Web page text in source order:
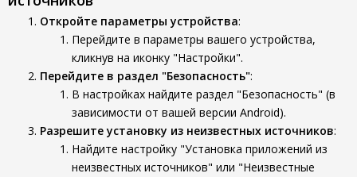
Откройте параметры устройства:
Перейдите в параметры вашего устройства,
кликнув на иконку "Настройки".
Перейдите в раздел "Безопасность":
В настройках найдите раздел "Безопасность" (в
зависимости от вашей версии Android).
Разрешите установку из неизвестных источников:
Найдите настройку "Установка приложений из
неизвестных источников" или "Неизвестные